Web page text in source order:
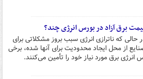
برق آزاد در بورس انرژی چند؟
حالی که ناترازی انرژی سبب بروز مشکلاتی برای
از محل ایجاد محدودیت برای آنها شده، برخی
انرژی برق مورد نیاز خود را تأمین می‌کنند.